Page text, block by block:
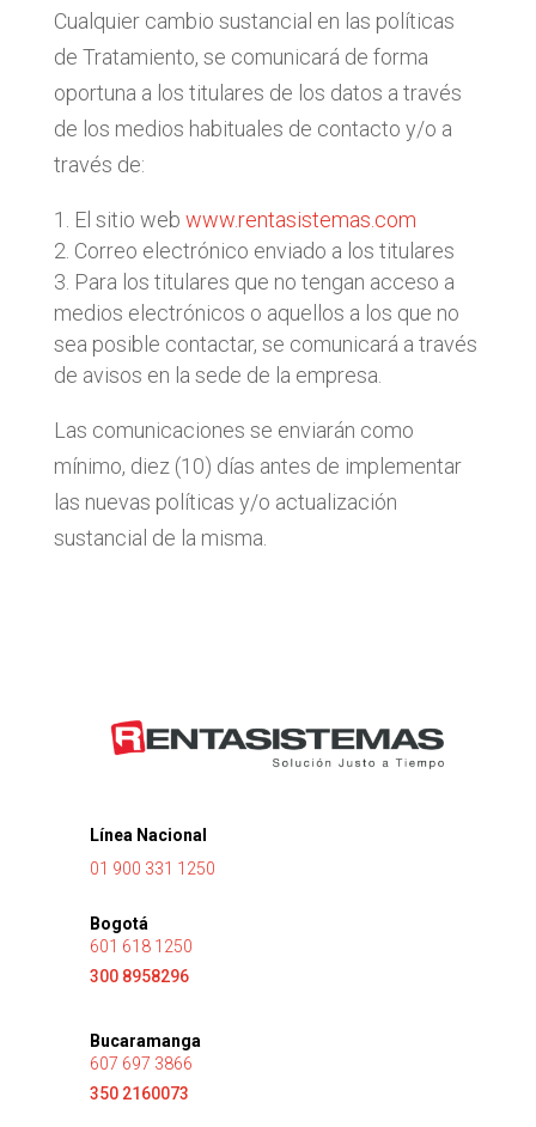
Cualquier cambio sustancial en las políticas
de Tratamiento, se comunicará de forma
oportuna a los titulares de los datos a través
de los medios habituales de contacto y/o a
través de:
El sitio web www.rentasistemas.com
Correo electrónico enviado a los titulares
Para los titulares que no tengan acceso a
medios electrónicos o aquellos a los que no
sea posible contactar, se comunicará a través
de avisos en la sede de la empresa.
Las comunicaciones se enviarán como
mínimo, diez (10) días antes de implementar
las nuevas políticas y/o actualización
sustancial de la misma.
Línea Nacional
01 900 331 1250
Bogotá
601 618 1250
300 8958296
Bucaramanga
607 697 3866
350 2160073